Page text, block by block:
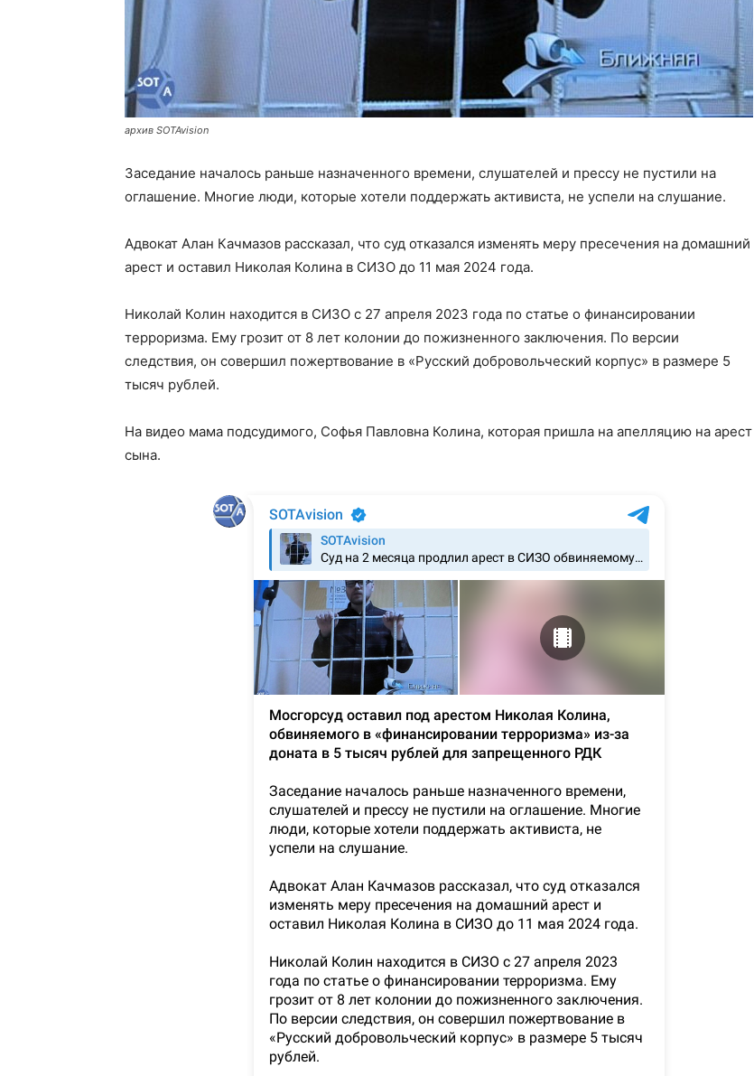
архив SOTAvision
Заседание началось раньше назначенного времени, слушателей и прессу не пустили на
оглашение. Многие люди, которые хотели поддержать активиста, не успели на слушание.
Адвокат Алан Качмазов рассказал, что суд отказался изменять меру пресечения на домашний
арест и оставил Николая Колина в СИЗО до 11 мая 2024 года.
Николай Колин находится в СИЗО с 27 апреля 2023 года по статье о финансировании
терроризма. Ему грозит от 8 лет колонии до пожизненного заключения. По версии
следствия, он совершил пожертвование в «Русский добровольческий корпус» в размере 5
тысяч рублей.
На видео мама подсудимого, Софья Павловна Колина, которая пришла на апелляцию на арест
сына.